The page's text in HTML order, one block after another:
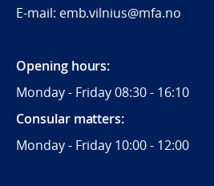
E-mail: emb.vilnius@mfa.no
Opening hours:
Monday - Friday 08:30 - 16:10
Consular matters:
Monday - Friday 10:00 - 12:00